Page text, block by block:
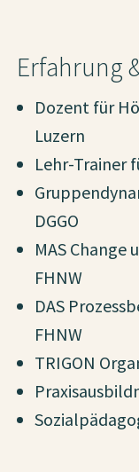
Erfahrung
Dozent für
Luzern
Lehr-Trainer
DGGO
MAS Change
FHNW
DAS
FHNW
TRIGON